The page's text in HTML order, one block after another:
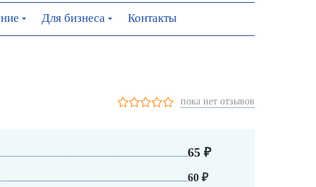
Для бизнеса Контакты
пока нет отзывов
65 ₽
60 ₽